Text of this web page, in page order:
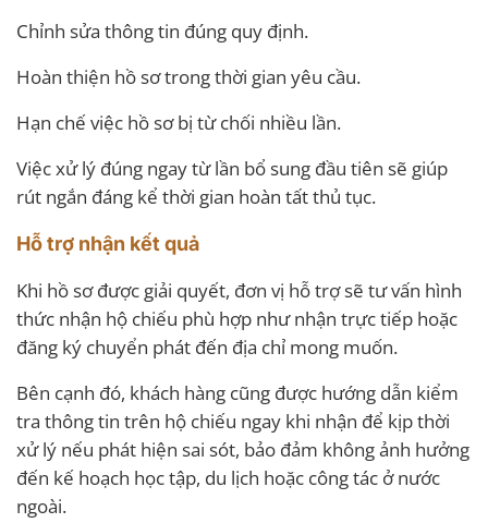
Chỉnh sửa thông tin đúng quy định.
Hoàn thiện hồ sơ trong thời gian yêu cầu.
Hạn chế việc hồ sơ bị từ chối nhiều lần.
Việc xử lý đúng ngay từ lần bổ sung đầu tiên sẽ giúp
rút ngắn đáng kể thời gian hoàn tất thủ tục.
Hỗ trợ nhận kết quả
Khi hồ sơ được giải quyết, đơn vị hỗ trợ sẽ tư vấn hình
thức nhận hộ chiếu phù hợp như nhận trực tiếp hoặc
đăng ký chuyển phát đến địa chỉ mong muốn.
Bên cạnh đó, khách hàng cũng được hướng dẫn kiểm
tra thông tin trên hộ chiếu ngay khi nhận để kịp thời
xử lý nếu phát hiện sai sót, bảo đảm không ảnh hưởng
đến kế hoạch học tập, du lịch hoặc công tác ở nước
ngoài.